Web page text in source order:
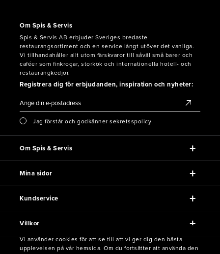
Om Spis & Servis
Spis & Servis AB erbjuder Sveriges bredaste
restaurangsortiment och en service långt utöver det vanliga.
Vi tillhandahåller allt utom färskvaror till såväl små barer och
caféer som finkrogar, storkök och internationella hotell- och
restaurangkedjor.
Registrera dig för erbjudanden, inspiration och nyheter:
Jag förstår och godkänner sekretsspolicy
Om Spis & Servis
Mina sidor
Kundservice
Villkor
Vi använder cookies för att se till att vi ger dig den bästa
upplevelsen på vår hemsida. Om du fortsätter att använda den